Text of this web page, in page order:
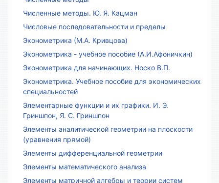
Численные методы. Ю. Я. Кацман
Числовые последовательности и пределы
Эконометрика (М.А. Кривцова)
Эконометрика - учебное пособие (А.И.Афоничкин)
Эконометрика для начинающих. Носко В.П.
Эконометрика. Учебное пособие для экономических
специальностей
Элементарные функции и их графики. И. Э.
Гриншпон, Я. С. Гриншпон
Элементы аналитической геометрии на плоскости
(уравнения прямой)
Элементы дифференциальной геометрии
Элементы математического анализа
Элементы матричной алгебры и теории систем